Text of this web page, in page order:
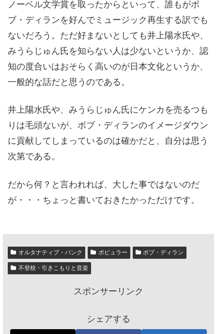
ノーベル文学賞を取ったからといって、誰もがボ
ブ・ディランを好んでミュージック再生する訳でも
ないだろう。ただ好まないとしても井上陽水氏や、
みうらじゅん氏を知らない人は少ないというか、認
知の度合いはおそらく高いのが日本文化というか、
一般的な話だと思うのである。
井上陽水氏や、みうらじゅん氏にケンカを売るつも
りは毛頭ないが、ボブ・ディランのイメージダウン
に貢献してしまっているのは確かだと、自分は思う
次第である。
だから何？と言われれば、大した事ではないのだ
が・・・ちょっと書いておきたかっただけです。
オルタナティブ・パンク ポピュラー ボブ・ディラン
不登校・引きこもりと音楽
スポンサーリンク
シェアする